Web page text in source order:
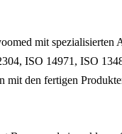
mit
ISO 14971, ISO
mit den fertigen